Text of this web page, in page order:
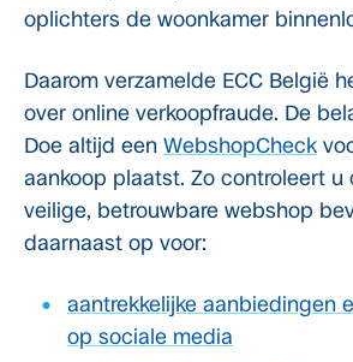
oplichters de woonkamer
Daarom verzamelde ECC België
over online verkoopfraude. De
Doe altijd een WebshopCheck
aankoop plaatst. Zo controleert u
veilige, betrouwbare webshop
daarnaast op voor:
aantrekkelijke aanbiedingen
op sociale media